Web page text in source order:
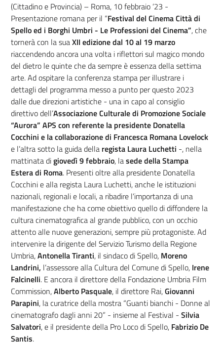
(Cittadino e Provincia) – Roma, 10 febbraio ‘23 -
Presentazione romana per il “Festival del Cinema Città di
Spello ed i Borghi Umbri - Le Professioni del Cinema”, che
tornerà con la suaXII edizione dal 10 al 19 marzo
riaccendendo ancora una volta i riflettori sul magico mondo
del dietro le quinte che da sempre è essenza della settima
arte. Ad ospitare la conferenza stampa per illustrare i
dettagli del programma messo a punto per questo 2023
dalle due direzioni artistiche - una in capo al consiglio
direttivo dell’Associazione Culturale di Promozione Sociale
“Aurora” APS con referente la presidente Donatella
Cocchini e la collaborazione di Francesca Romana Lovelock
e l’altra sotto la guida della regista Laura Luchetti -, nella
mattinata digiovedì 9 febbraio, lasede della Stampa
Estera di Roma. Presenti oltre alla presidente Donatella
Cocchini e alla regista Laura Luchetti, anche le istituzioni
nazionali, regionali e locali, a ribadire l’importanza di una
manifestazione che ha come obiettivo quello di diffondere la
cultura cinematografica al grande pubblico, con un occhio
attento alle nuove generazioni, sempre più protagoniste. Ad
intervenire la dirigente del Servizio Turismo della Regione
Umbria,Antonella Tiranti, il sindaco di Spello, Moreno
Landrini, l’assessore alla Cultura del Comune di Spello, Irene
Falcinelli. E ancora il direttore della Fondazione Umbria Film
Commission,Alberto Pasquale, il direttore Rai,Giovanni
Parapini, la curatrice della mostra “Guanti bianchi - Donne al
cinematografo dagli anni 20” - insieme al Festival - Silvia
Salvatori, e il presidente della Pro Loco di Spello, Fabrizio De
Santis.